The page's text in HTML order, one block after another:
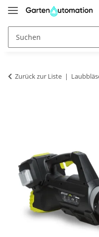
Zurück zur Liste